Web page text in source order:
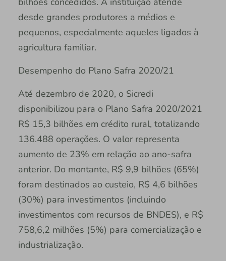
desde grandes produtores a médios e
pequenos, especialmente aqueles ligados à
agricultura familiar.
Desempenho do Plano Safra 2020/21
Até dezembro de 2020, o Sicredi
disponibilizou para o Plano Safra 2020/2021
R$ 15,3 bilhões em crédito rural, totalizando
136.488 operações. O valor representa
aumento de 23% em relação ao ano-safra
anterior. Do montante, R$ 9,9 bilhões (65%)
foram destinados ao custeio, R$ 4,6 bilhões
(30%) para investimentos (incluindo
investimentos com recursos de BNDES), e R$
758,6,2 milhões (5%) para comercialização e
industrialização.